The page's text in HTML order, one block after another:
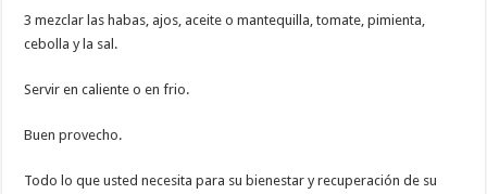
3 mezclar las habas, ajos, aceite o mantequilla, tomate, pimienta,
cebolla y la sal.
Servir en caliente o en frio.
Buen provecho.
Todo lo que usted necesita para su bienestar y recuperación de su